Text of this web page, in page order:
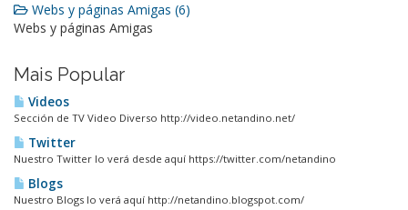
Webs y páginas Amigas (6)
Webs y páginas Amigas
Mais Popular
Videos
Sección de TV Video Diverso http://video.netandino.net/
Twitter
Nuestro Twitter lo verá desde aquí https://twitter.com/netandino
Blogs
Nuestro Blogs lo verá aquí http://netandino.blogspot.com/